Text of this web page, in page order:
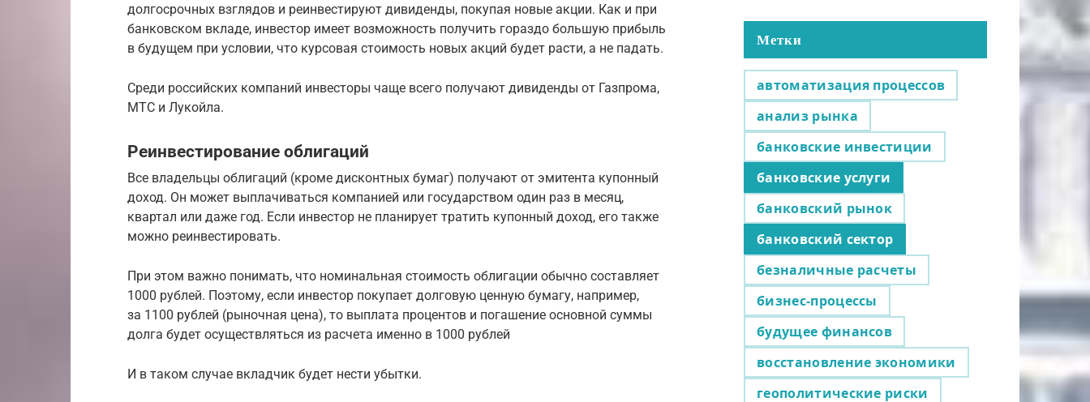
долгосрочных взглядов и реинвестируют дивиденды, покупая новые акции. Как и при
банковском вкладе, инвестор имеет возможность получить гораздо большую прибыль
в будущем при условии, что курсовая стоимость новых акций будет расти, а не падать.
Среди российских компаний инвесторы чаще всего получают дивиденды от Газпрома,
МТС и Лукойла.
Реинвестирование облигаций
Все владельцы облигаций (кроме дисконтных бумаг) получают от эмитента купонный
доход. Он может выплачиваться компанией или государством один раз в месяц,
квартал или даже год. Если инвестор не планирует тратить купонный доход, его также
можно реинвестировать.
При этом важно понимать, что номинальная стоимость облигации обычно составляет
1000 рублей. Поэтому, если инвестор покупает долговую ценную бумагу, например,
за 1100 рублей (рыночная цена), то выплата процентов и погашение основной суммы
долга будет осуществляться из расчета именно в 1000 рублей
И в таком случае вкладчик будет нести убытки.
Метки
автоматизация процессов
анализ рынка
банковские инвестиции
банковские услуги
банковский рынок
банковский сектор
безналичные расчеты
бизнес-процессы
будущее финансов
восстановление экономики
геополитические риски